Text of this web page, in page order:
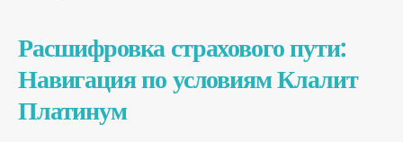
Расшифровка страхового пути:
Навигация по условиям Клалит
Платинум